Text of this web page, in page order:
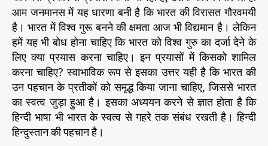
आम जनमानस में यह धारणा बनी है कि भारत की विरासत गौरवमयी
है। भारत में विश्व गुरू बनने की क्षमता आज भी विद्यमान है। लेकिन
हमें यह भी बोध होना चाहिए कि भारत को विश्व गुरु का दर्जा देने के
लिए क्या प्रयास करना चाहिए। इन प्रयासों में किसको शामिल
करना चाहिए? स्वाभाविक रूप से इसका उत्तर यही है कि भारत की
उन पहचान के प्रतीकों को समृद्ध किया जाना चाहिए, जिससे भारत
का स्वत्व जुड़ा हुआ है। इसका अध्ययन करने से ज्ञात होता है कि
हिन्दी भाषा भी भारत के स्वत्व से गहरे तक संबंध रखती है। हिन्दी
हिन्दुस्तान की पहचान है।